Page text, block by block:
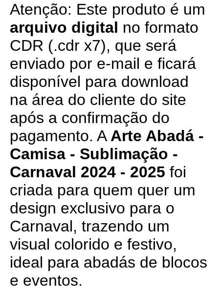
Atenção: Este produto é um
arquivo digital no formato
CDR (.cdr x7), que será
enviado por e-mail e ficará
disponível para download
na área do cliente do site
após a confirmação do
pagamento. A Arte Abadá -
Camisa - Sublimação -
Carnaval 2024 - 2025 foi
criada para quem quer um
design exclusivo para o
Carnaval, trazendo um
visual colorido e festivo,
ideal para abadás de blocos
e eventos.